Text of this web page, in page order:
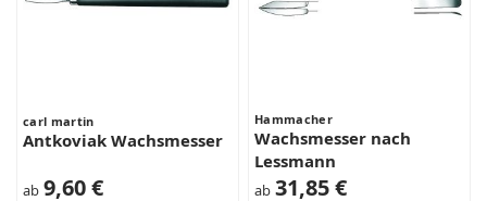
carl martin
Antkoviak Wachsmesser
ab 9,60 €
Hammacher
Wachsmesser nach
Lessmann
ab 31,85 €